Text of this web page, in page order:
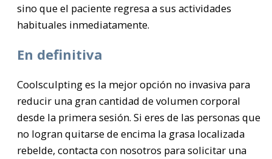
sino que el paciente regresa a sus actividades
habituales inmediatamente.
En definitiva
Coolsculpting es la mejor opción no invasiva para
reducir una gran cantidad de volumen corporal
desde la primera sesión. Si eres de las personas que
no logran quitarse de encima la grasa localizada
rebelde, contacta con nosotros para solicitar una